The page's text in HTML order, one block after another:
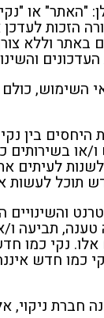
"האתר" או
הזכות לעדכן
וללא
השימוש,
היחסים בין
או בשירותים
לעיתים
תוכל
והשינויים
תביעה ו/
אלו. נקי
כמו חדש
חברת ניקוי,